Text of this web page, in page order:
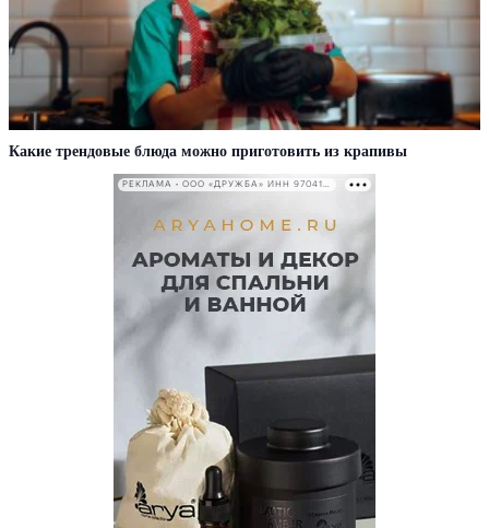
Какие трендовые блюда можно приготовить из крапивы
РЕКЛАМА • ООО «ДРУЖБА» ИНН 9704146411